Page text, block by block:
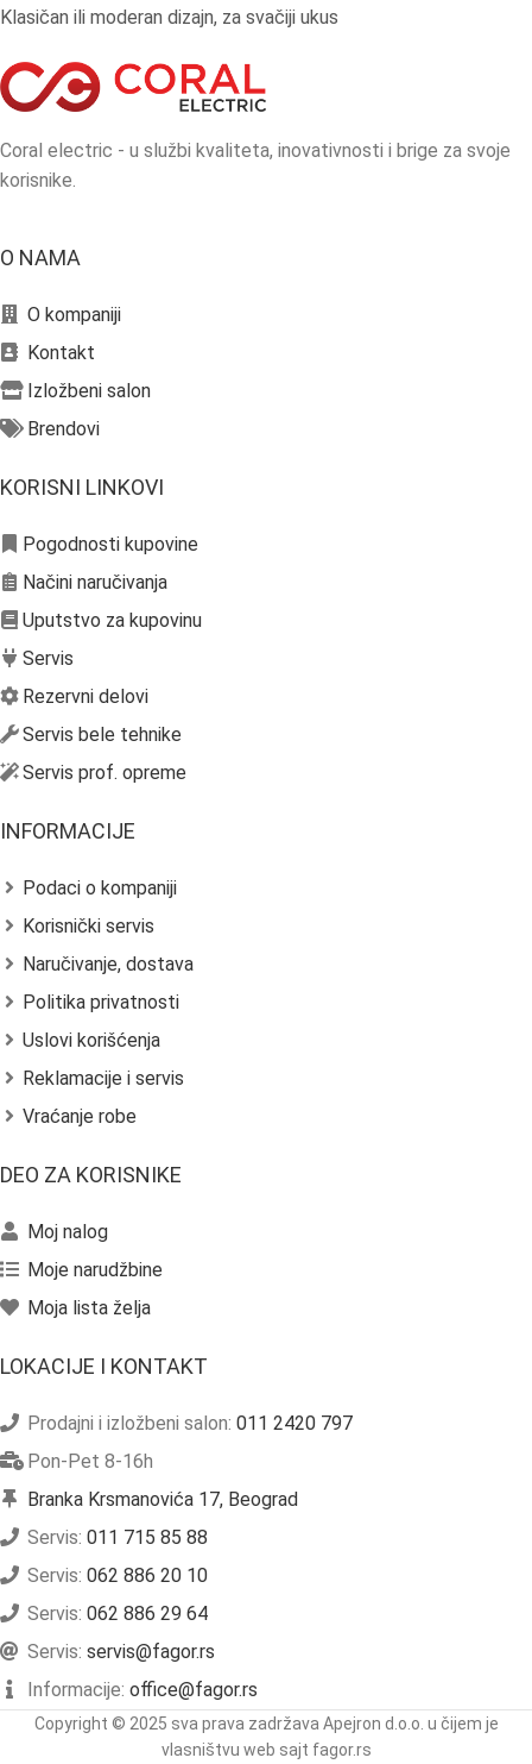
Klasičan ili moderan dizajn, za svačiji ukus
Coral electric - u službi kvaliteta, inovativnosti i brige za svoje
korisnike.
O NAMA
O kompaniji
Kontakt
Izložbeni salon
Brendovi
KORISNI LINKOVI
Pogodnosti kupovine
Načini naručivanja
Uputstvo za kupovinu
Servis
Rezervni delovi
Servis bele tehnike
Servis prof. opreme
INFORMACIJE
Podaci o kompaniji
Korisnički servis
Naručivanje, dostava
Politika privatnosti
Uslovi korišćenja
Reklamacije i servis
Vraćanje robe
DEO ZA KORISNIKE
Moj nalog
Moje narudžbine
Moja lista želja
LOKACIJE I KONTAKT
Prodajni i izložbeni salon: 011 2420 797
Pon-Pet 8-16h
Branka Krsmanovića 17, Beograd
Servis: 011 715 85 88
Servis: 062 886 20 10
Servis: 062 886 29 64
Servis: servis@fagor.rs
Informacije: office@fagor.rs
Copyright © 2025 sva prava zadržava Apejron d.o.o. u čijem je
vlasništvu web sajt fagor.rs